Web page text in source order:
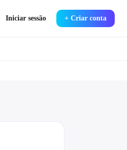
Iniciar sessão + Criar conta